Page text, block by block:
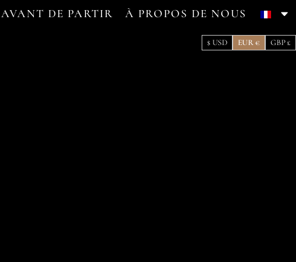
AVANT DE PARTIR À PROPOS DE NOUS
$ USD EUR € GBP £